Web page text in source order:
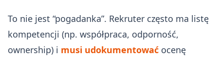
To nie jest “pogadanka”. Rekruter często ma listę
kompetencji (np. współpraca, odporność,
ownership) i musi udokumentować ocenę